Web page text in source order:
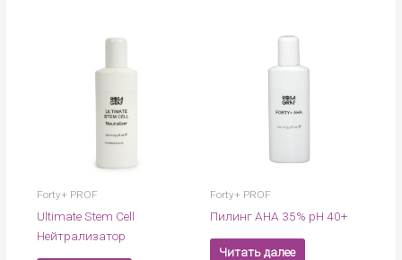
Forty+ PROF
Ultimate Stem Cell
Нейтрализатор
Forty+ PROF
Пилинг АНА 35% рН 40+
Читать далее